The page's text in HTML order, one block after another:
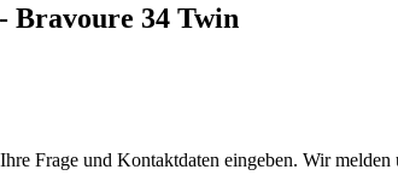
Bravoure 34 Twin
Frage und Kontaktdaten eingeben. Wir